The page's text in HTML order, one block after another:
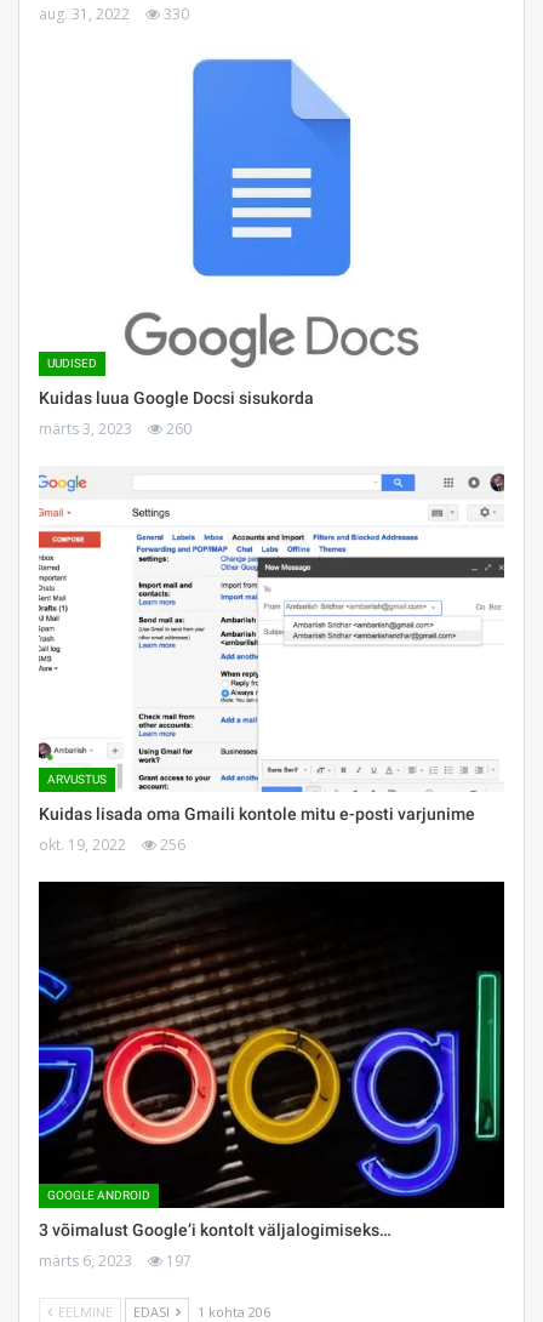
aug. 31, 2022 330
UUDISED
Kuidas luua Google Docsi sisukorda
märts 3, 2023 260
ARVUSTUS
Kuidas lisada oma Gmaili kontole mitu e-posti varjunime
okt. 19, 2022 256
GOOGLE ANDROID
3 võimalust Google’i kontolt väljalogimiseks…
märts 6, 2023 197
EELMINE EDASI 1 kohta 206